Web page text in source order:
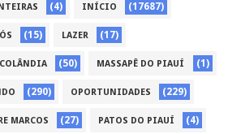
(4) INÍCIO (17687)
(15) LAZER (17)
(50) MASSAPÊ DO PIAUÍ (1)
(290) OPORTUNIDADES (229)
MARCOS (27) PATOS DO PIAUÍ (4)